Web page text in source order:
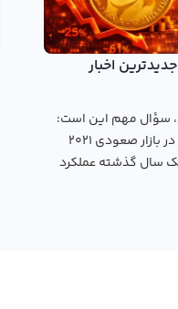
اخبار
سؤال مهم این است:
دوج بخریم یا سولانا؟ هر دو رمزارز در بازار صعودی ۲۰۲۱
سال گذشته عملکرد